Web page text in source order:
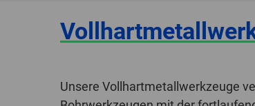
Unsere Vollhartmetallwerkzeuge